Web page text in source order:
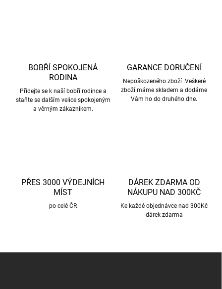
BOBŘÍ SPOKOJENÁ
RODINA
Přidejte se k naší bobří rodince a
staňte se dalším velice spokojeným
a věrným zákazníkem.
GARANCE DORUČENÍ
Nepoškozeného zboží .Veškeré
zboží máme skladem a dodáme
Vám ho do druhého dne.
PŘES 3000 VÝDEJNÍCH
MÍST
po celé ČR
DÁREK ZDARMA OD
NÁKUPU NAD 300KČ
Ke každé objednávce nad 300Kč
dárek zdarma